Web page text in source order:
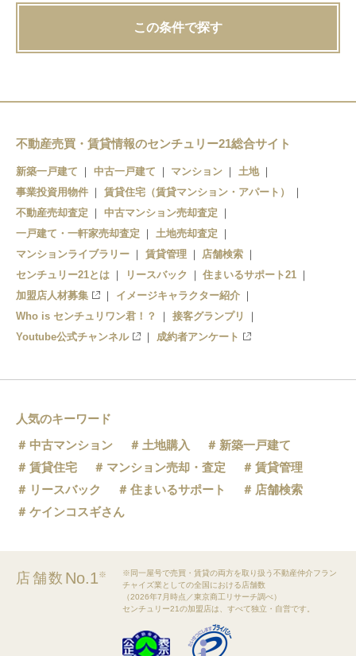
この条件で探す
不動産売買・賃貸情報のセンチュリー21総合サイト
新築一戸建て 中古一戸建て マンション
土地
事業投資用物件
賃貸住宅（賃貸マンション・アパート）
不動産売却査定
中古マンション売却査定
一戸建て・一軒家売却査定
土地売却査定
マンションライブラリー
賃貸管理
店舗検索
センチュリー21とは
リースバック
住まいるサポート21
加盟店人材募集
イメージキャラクター紹介
Who is センチュリワン君！？
接客グランプリ
Youtube公式チャンネル
成約者アンケート
人気のキーワード
中古マンション
土地購入
新築一戸建て
賃貸住宅
マンション売却・査定
賃貸管理
リースバック
住まいるサポート
店舗検索
ケインコスギさん
店舗数 No.1※
※同一屋号で売買・賃貸の両方を取り扱う不動産仲介フラン
チャイズ業としての全国における店舗数
（2026年7月時点／東京商工リサーチ調べ）
センチュリー21の加盟店は、すべて独立・自営です。